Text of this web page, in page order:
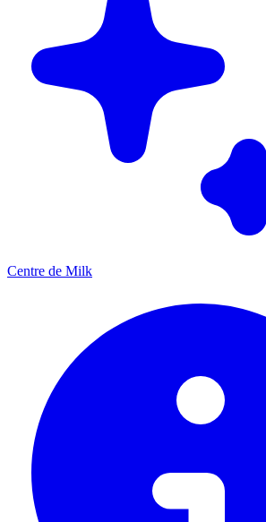
Centre de Milk